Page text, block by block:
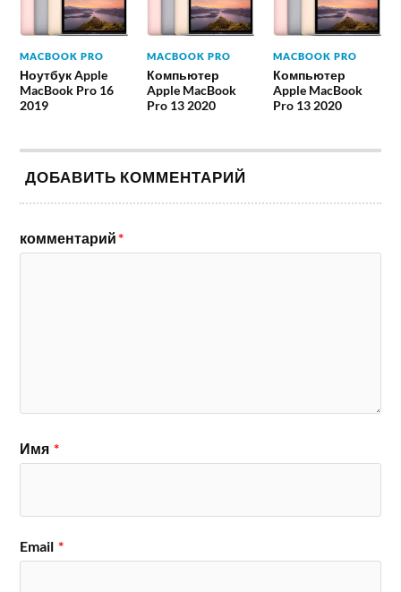
MACBOOK PRO
Ноутбук Apple
MacBook Pro 16
2019
MACBOOK PRO
Компьютер
Apple MacBook
Pro 13 2020
MACBOOK PRO
Компьютер
Apple MacBook
Pro 13 2020
ДОБАВИТЬ КОММЕНТАРИЙ
комментарий*
Имя *
Email *